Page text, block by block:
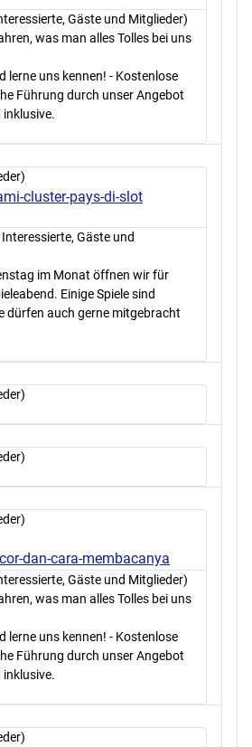
Gäste und Mitglieder)
was man alles Tolles bei uns
lerne uns kennen! - Kostenlose
Führung durch unser Angebot
cluster-pays-di-slot
Gäste und
im Monat öffnen wir für
Einige Spiele sind
dürfen auch gerne mitgebracht
dan-cara-membacanya
Gäste und Mitglieder)
was man alles Tolles bei uns
lerne uns kennen! - Kostenlose
Führung durch unser Angebot